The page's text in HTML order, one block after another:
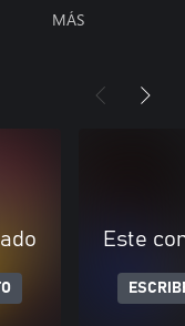
MÁS
Este